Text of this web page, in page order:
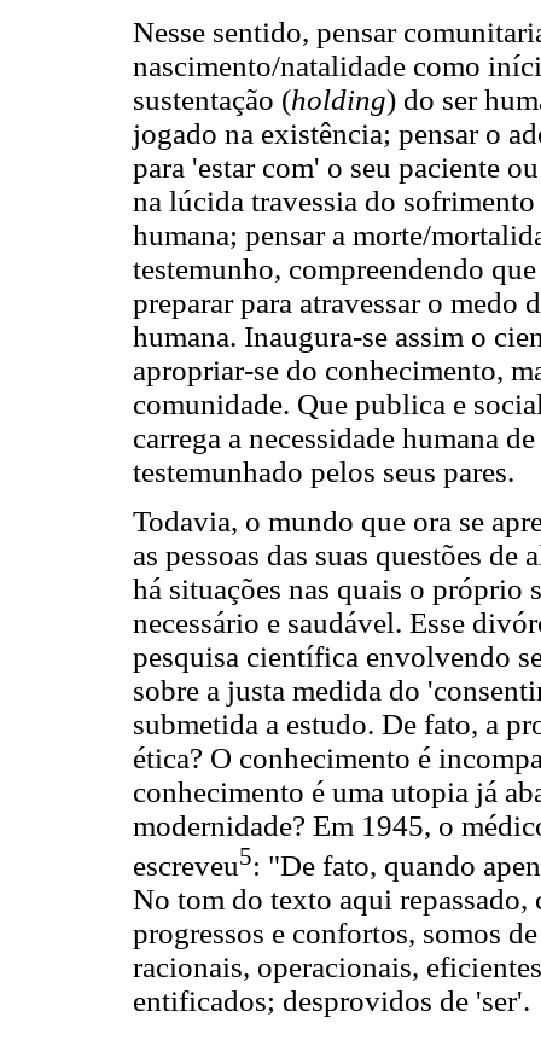
Nesse sentido, pensar
nascimento/natalidade como
sustentação (holding) do ser
jogado na existência; pensar o
para 'estar com' o seu paciente
na lúcida travessia do
humana; pensar a morte/
testemunho, compreendendo
preparar para atravessar o
humana. Inaugura-se assim o
apropriar-se do conhecimento,
comunidade. Que publica e
carrega a necessidade humana
testemunhado pelos seus pares.
Todavia, o mundo que ora se
as pessoas das suas questões
há situações nas quais o próprio
necessário e saudável. Esse
pesquisa científica envolvendo
sobre a justa medida do
submetida a estudo. De fato, a
ética? O conhecimento é
conhecimento é uma utopia já
modernidade? Em 1945, o
escreveu5: "De fato, quando
No tom do texto aqui repassado,
progressos e confortos, somos
racionais, operacionais,
entificados; desprovidos de 'ser'.